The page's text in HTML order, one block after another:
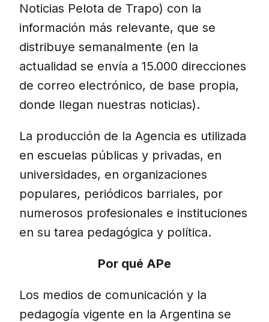
Noticias Pelota de Trapo) con la
información más relevante, que se
distribuye semanalmente (en la
actualidad se envía a 15.000 direcciones
de correo electrónico, de base propia,
donde llegan nuestras noticias).
La producción de la Agencia es utilizada
en escuelas públicas y privadas, en
universidades, en organizaciones
populares, periódicos barriales, por
numerosos profesionales e instituciones
en su tarea pedagógica y política.
Por qué APe
Los medios de comunicación y la
pedagogía vigente en la Argentina se